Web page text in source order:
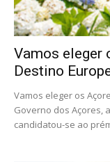
Vamos eleger
Destino
Vamos eleger os
Governo dos Açores,
candidatou-se ao